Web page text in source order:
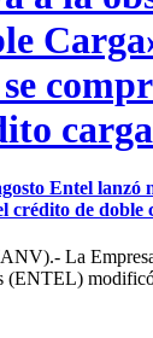
Entel lanzó
crédito de doble
La
(ENTEL)